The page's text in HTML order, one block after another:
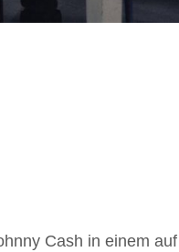
Cash in einem